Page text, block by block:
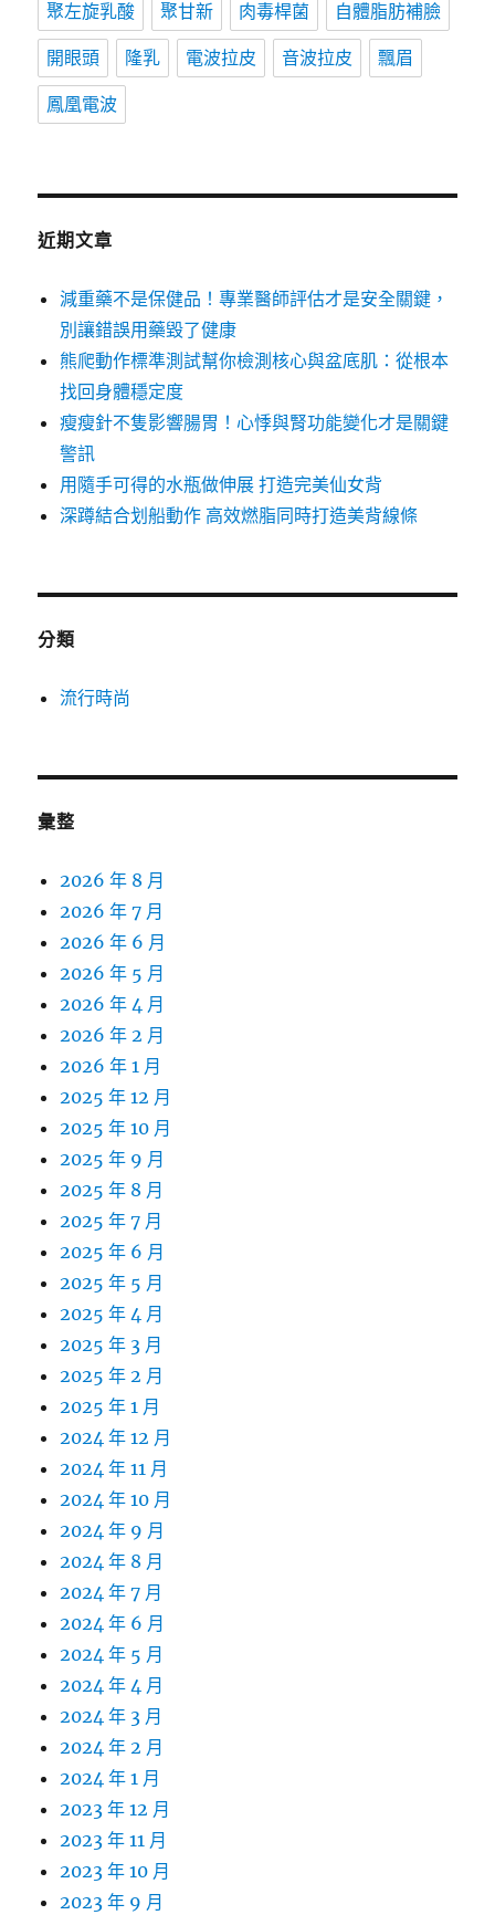
聚左旋乳酸 聚甘新 肉毒桿菌 自體脂肪補臉
開眼頭 隆乳 電波拉皮 音波拉皮 飄眉
鳳凰電波
近期文章
減重藥不是保健品！專業醫師評估才是安全關鍵，
別讓錯誤用藥毀了健康
熊爬動作標準測試幫你檢測核心與盆底肌：從根本
找回身體穩定度
瘦瘦針不隻影響腸胃！心悸與腎功能變化才是關鍵
警訊
用隨手可得的水瓶做伸展 打造完美仙女背
深蹲結合划船動作 高效燃脂同時打造美背線條
分類
流行時尚
彙整
2026 年 8 月
2026 年 7 月
2026 年 6 月
2026 年 5 月
2026 年 4 月
2026 年 2 月
2026 年 1 月
2025 年 12 月
2025 年 10 月
2025 年 9 月
2025 年 8 月
2025 年 7 月
2025 年 6 月
2025 年 5 月
2025 年 4 月
2025 年 3 月
2025 年 2 月
2025 年 1 月
2024 年 12 月
2024 年 11 月
2024 年 10 月
2024 年 9 月
2024 年 8 月
2024 年 7 月
2024 年 6 月
2024 年 5 月
2024 年 4 月
2024 年 3 月
2024 年 2 月
2024 年 1 月
2023 年 12 月
2023 年 11 月
2023 年 10 月
2023 年 9 月